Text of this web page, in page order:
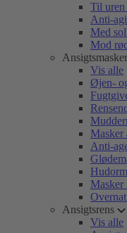
Til uren
Anti-
Med
Mod
Ansigtsmasker
Vis alle
Øjen-
Masker
Anti-
Masker
Ansigtsrens
Vis alle